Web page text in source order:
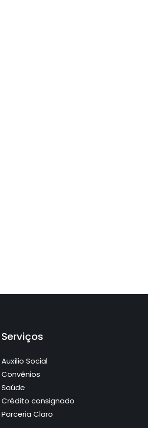
Serviços
Auxílio Social
Convênios
Saúde
Crédito consignado
Parceria Claro